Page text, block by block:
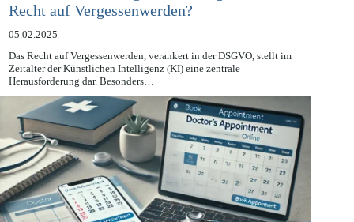
Machine Unlearning: Die Lösung für das
Recht auf Vergessenwerden?
05.02.2025
Das Recht auf Vergessenwerden, verankert in der DSGVO, stellt im
Zeitalter der Künstlichen Intelligenz (KI) eine zentrale
Herausforderung dar. Besonders…